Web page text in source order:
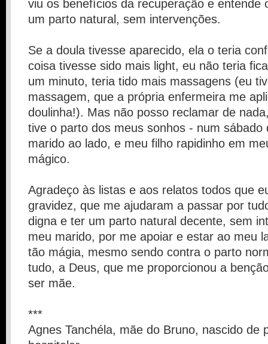
viu os benefícios da recuperação e entende
um parto natural, sem intervenções.
Se a doula tivesse aparecido, ela o teria
coisa tivesse sido mais light, eu não teria
um minuto, teria tido mais massagens (eu
massagem, que a própria enfermeira me
doulinha!). Mas não posso reclamar de
tive o parto dos meus sonhos - num sábado
marido ao lado, e meu filho rapidinho em
mágico.
Agradeço às listas e aos relatos todos que
gravidez, que me ajudaram a passar por
digna e ter um parto natural decente, sem
meu marido, por me apoiar e estar ao meu
tão mágia, mesmo sendo contra o parto
tudo, a Deus, que me proporcionou a
ser mãe.
***
Agnes Tanchéla, mãe do Bruno, nascido de